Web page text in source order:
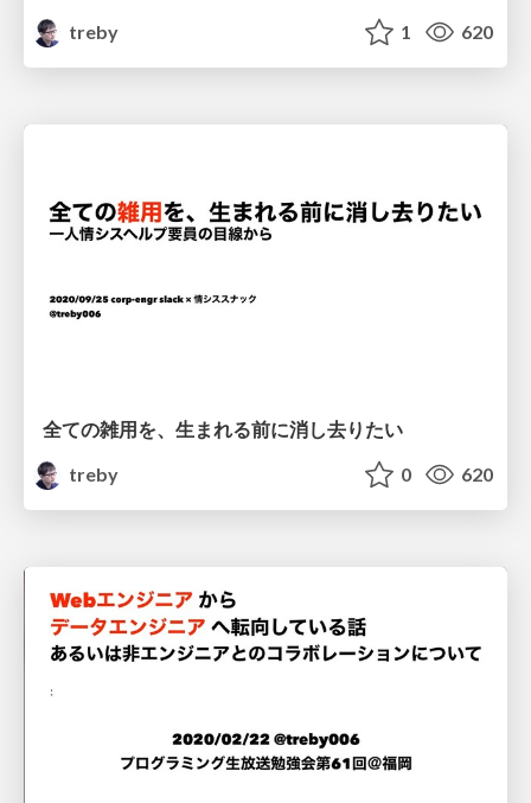
treby
1 620
全ての雑用を、生まれる前に消し去りたい
treby
0 620